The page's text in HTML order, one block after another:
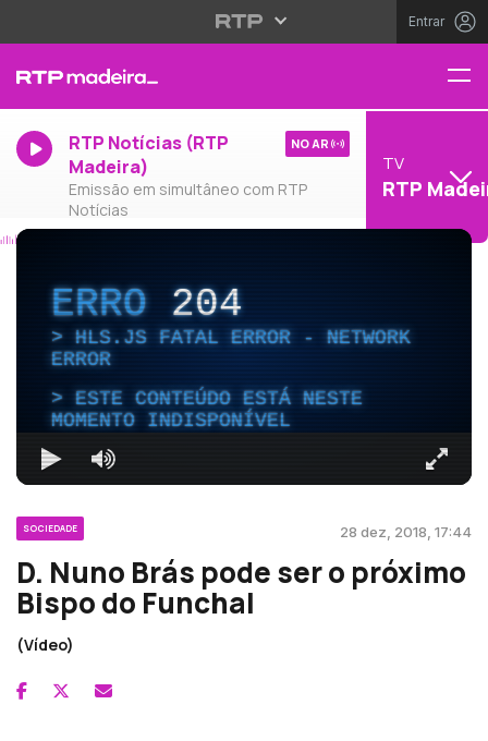
Entrar
RTP Notícias (RTP
Madeira)
Emissão em simultâneo com RTP
Notícias
NO AR
TV
RTP
ERRO204
HLS.JS FATAL ERROR - NETWORK
ERROR
ESTE CONTEÚDO ESTÁ NESTE
MOMENTO INDISPONÍVEL
SOCIEDADE 28 dez, 2018, 17:44
D. Nuno Brás pode ser o próximo
Bispo do Funchal
(Vídeo)